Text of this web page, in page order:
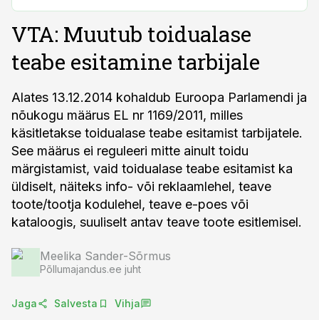
VTA: Muutub toidualase
teabe esitamine tarbijale
Alates 13.12.2014 kohaldub Euroopa Parlamendi ja
nõukogu määrus EL nr 1169/2011, milles
käsitletakse toidualase teabe esitamist tarbijatele.
See määrus ei reguleeri mitte ainult toidu
märgistamist, vaid toidualase teabe esitamist ka
üldiselt, näiteks info- või reklaamlehel, teave
toote/tootja kodulehel, teave e-poes või
kataloogis, suuliselt antav teave toote esitlemisel.
Meelika Sander-Sõrmus
Põllumajandus.ee juht
Jaga Salvesta Vihja